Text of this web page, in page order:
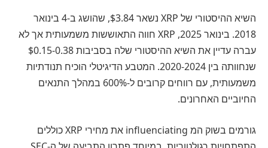
השיא ההיסטורי של XRP נשאר $3.84, שהושג ב-4 בינואר
2018. בינואר 2025, XRP חווה התאוששות משמעותית אך לא
עברה עדיין את השיא ההיסטורי שלה בסביבות $0.15-0.38
שנחוותה בין 2020-2024. המטבע הדיגיטלי הוכיח תנודתיות
משמעותית, עם רווחים קרובים ל-600% במהלך התנאים
החיוביים האחרונים.
גורמים בשוק המ influenciating את מחירי XRP כוללים